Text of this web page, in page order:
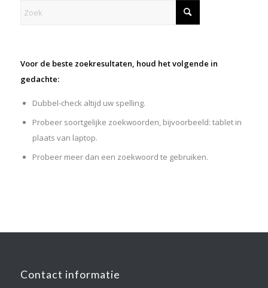
Voor de beste zoekresultaten, houd het volgende in
gedachte:
Dubbel-check altijd uw spelling.
Probeer soortgelijke zoekwoorden, bijvoorbeeld: tablet in
plaats van laptop.
Probeer meer dan een zoekwoord te gebruiken.
Contact informatie